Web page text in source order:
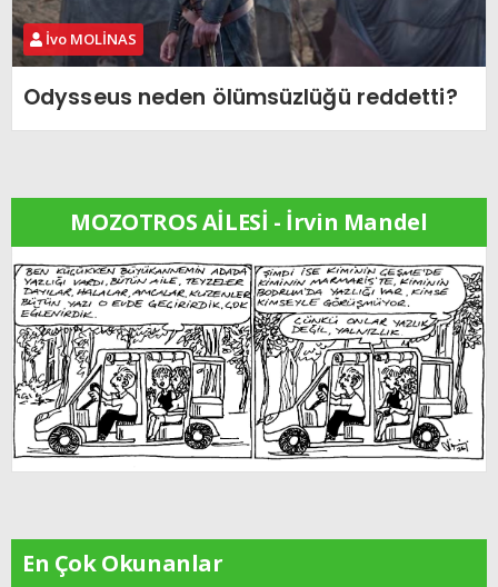
İvo MOLİNAS
Odysseus neden ölümsüzlüğü reddetti?
MOZOTROS AİLESİ - İrvin Mandel
En Çok Okunanlar